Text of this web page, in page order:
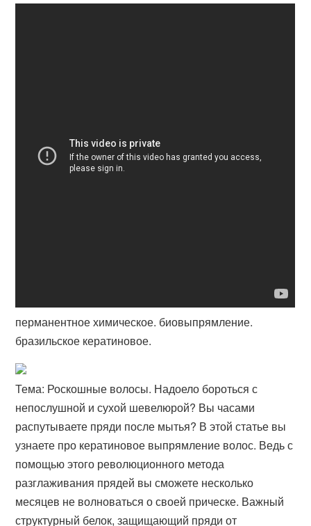
перманентное химическое. биовыпрямление.
бразильское кератиновое.
Тема: Роскошные волосы. Надоело бороться с
непослушной и сухой шевелюрой? Вы часами
распутываете пряди после мытья? В этой статье вы
узнаете про кератиновое выпрямление волос. Ведь с
помощью этого революционного метода
разглаживания прядей вы сможете несколько
месяцев не волноваться о своей прическе. Важный
структурный белок, защищающий пряди от